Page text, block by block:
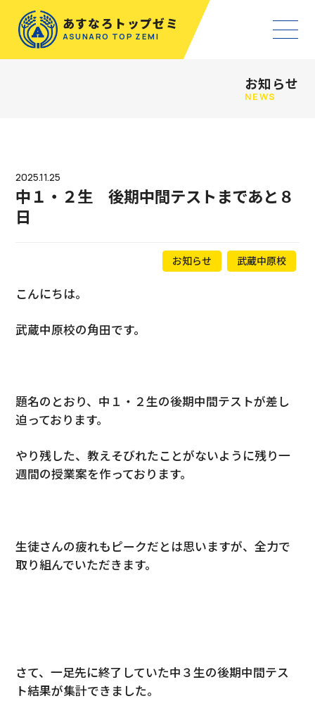
あすなろトップゼミ
ASUNARO TOP ZEMI
お知らせ
NEWS
2025.11.25
中１・２生 後期中間テストまであと８
日
お知らせ 武蔵中原校
こんにちは。
武蔵中原校の角田です。
題名のとおり、中１・２生の後期中間テストが差し
迫っております。
やり残した、教えそびれたことがないように残り一
週間の授業案を作っております。
生徒さんの疲れもピークだとは思いますが、全力で
取り組んでいただきます。
さて、一足先に終了していた中３生の後期中間テス
ト結果が集計できました。